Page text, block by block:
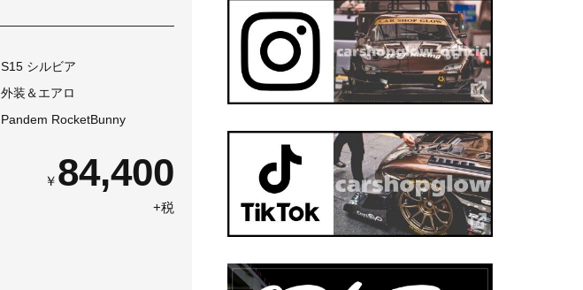
S15 シルビア
外装＆エアロ
Pandem RocketBunny
￥ 84,400
+税